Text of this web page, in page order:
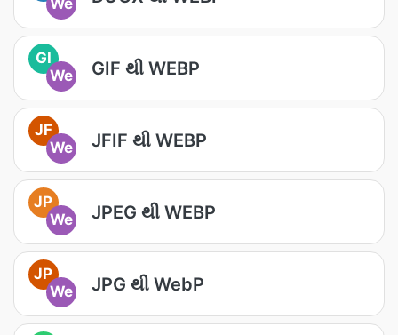
We
GI
We
GIF થી WEBP
JF
We
JFIF થી WEBP
JP
We
JPEG થી WEBP
JP
We
JPG થી WebP